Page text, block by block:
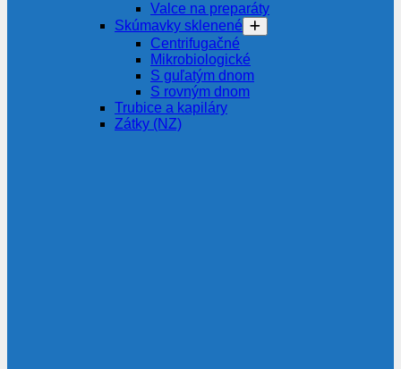
Valce na preparáty
Skúmavky sklenené
Centrifugačné
Mikrobiologické
S guľatým dnom
S rovným dnom
Trubice a kapiláry
Zátky (NZ)